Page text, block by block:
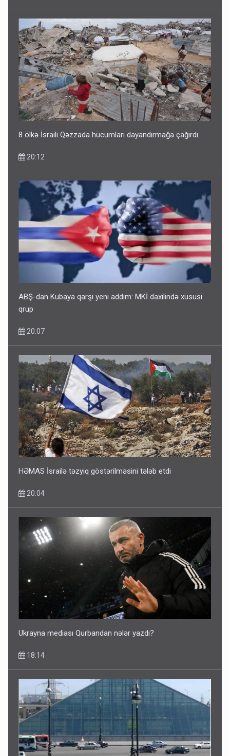
8 ölkə İsraili Qəzzada hücumları dayandırmağa çağırdı
20:12
ABŞ-dan Kubaya qarşı yeni addım: MKİ daxilində xüsusi
qrup
20:07
HƏMAS İsrailə təzyiq göstərilməsini tələb etdi
20:04
Ukrayna mediası Qurbandan nələr yazdı?
18:14